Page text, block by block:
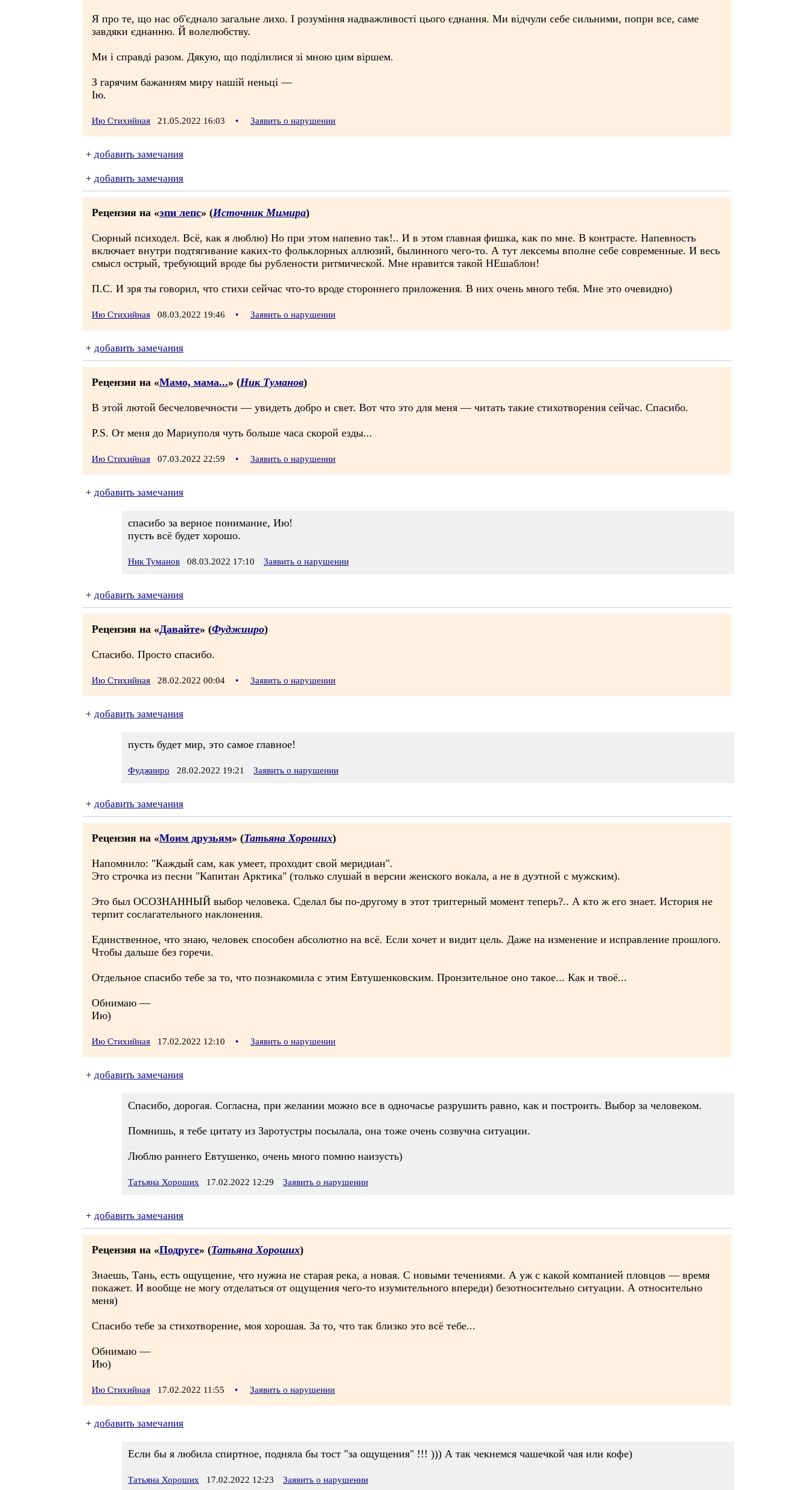
Я про те, що нас об'єднало загальне лихо. І розуміння надважливості цього єднання. Ми відчули себе сильними, попри все, саме
завдяки єднанню. Й волелюбству.
Ми і справді разом. Дякую, що поділилися зі мною цим віршем.
З гарячим бажанням миру нашій неньці —
Ію.
Ию Стихийная 21.05.2022 16:03 • Заявить о нарушении
+ добавить замечания
+ добавить замечания
Рецензия на «эпи лепс» (Источник Мимира)
Сюрный психодел. Всё, как я люблю) Но при этом напевно так!.. И в этом главная фишка, как по мне. В контрасте. Напевность
включает внутри подтягивание каких-то фольклорных аллюзий, былинного чего-то. А тут лексемы вполне себе современные. И весь
смысл острый, требующий вроде бы рублености ритмической. Мне нравится такой НЕшаблон!
П.С. И зря ты говорил, что стихи сейчас что-то вроде стороннего приложения. В них очень много тебя. Мне это очевидно)
Ию Стихийная 08.03.2022 19:46 • Заявить о нарушении
+ добавить замечания
Рецензия на «Мамо, мама...» (Ник Туманов)
В этой лютой бесчеловечности — увидеть добро и свет. Вот что это для меня — читать такие стихотворения сейчас. Спасибо.
P.S. От меня до Мариуполя чуть больше часа скорой езды...
Ию Стихийная 07.03.2022 22:59 • Заявить о нарушении
+ добавить замечания
спасибо за верное понимание, Ию!
пусть всё будет хорошо.
Ник Туманов 08.03.2022 17:10 Заявить о нарушении
+ добавить замечания
Рецензия на «Давайте» (Фуджииро)
Спасибо. Просто спасибо.
Ию Стихийная 28.02.2022 00:04 • Заявить о нарушении
+ добавить замечания
пусть будет мир, это самое главное!
Фуджииро 28.02.2022 19:21 Заявить о нарушении
+ добавить замечания
Рецензия на «Моим друзьям» (Татьяна Хороших)
Напомнило: "Каждый сам, как умеет, проходит свой меридиан".
Это строчка из песни "Капитан Арктика" (только слушай в версии женского вокала, а не в дуэтной с мужским).
Это был ОСОЗНАННЫЙ выбор человека. Сделал бы по-другому в этот триггерный момент теперь?.. А кто ж его знает. История не
терпит сослагательного наклонения.
Единственное, что знаю, человек способен абсолютно на всё. Если хочет и видит цель. Даже на изменение и исправление прошлого.
Чтобы дальше без горечи.
Отдельное спасибо тебе за то, что познакомила с этим Евтушенковским. Пронзительное оно такое... Как и твоё...
Обнимаю —
Ию)
Ию Стихийная 17.02.2022 12:10 • Заявить о нарушении
+ добавить замечания
Спасибо, дорогая. Согласна, при желании можно все в одночасье разрушить равно, как и построить. Выбор за человеком.
Помнишь, я тебе цитату из Заротустры посылала, она тоже очень созвучна ситуации.
Люблю раннего Евтушенко, очень много помню наизусть)
Татьяна Хороших 17.02.2022 12:29 Заявить о нарушении
+ добавить замечания
Рецензия на «Подруге» (Татьяна Хороших)
Знаешь, Тань, есть ощущение, что нужна не старая река, а новая. С новыми течениями. А уж с какой компанией пловцов — время
покажет. И вообще не могу отделаться от ощущения чего-то изумительного впереди) безотносительно ситуации. А относительно
меня)
Спасибо тебе за стихотворение, моя хорошая. За то, что так близко это всё тебе...
Обнимаю —
Ию)
Ию Стихийная 17.02.2022 11:55 • Заявить о нарушении
+ добавить замечания
Если бы я любила спиртное, подняла бы тост "за ощущения" !!! ))) А так чекнемся чашечкой чая или кофе)
Татьяна Хороших 17.02.2022 12:23 Заявить о нарушении